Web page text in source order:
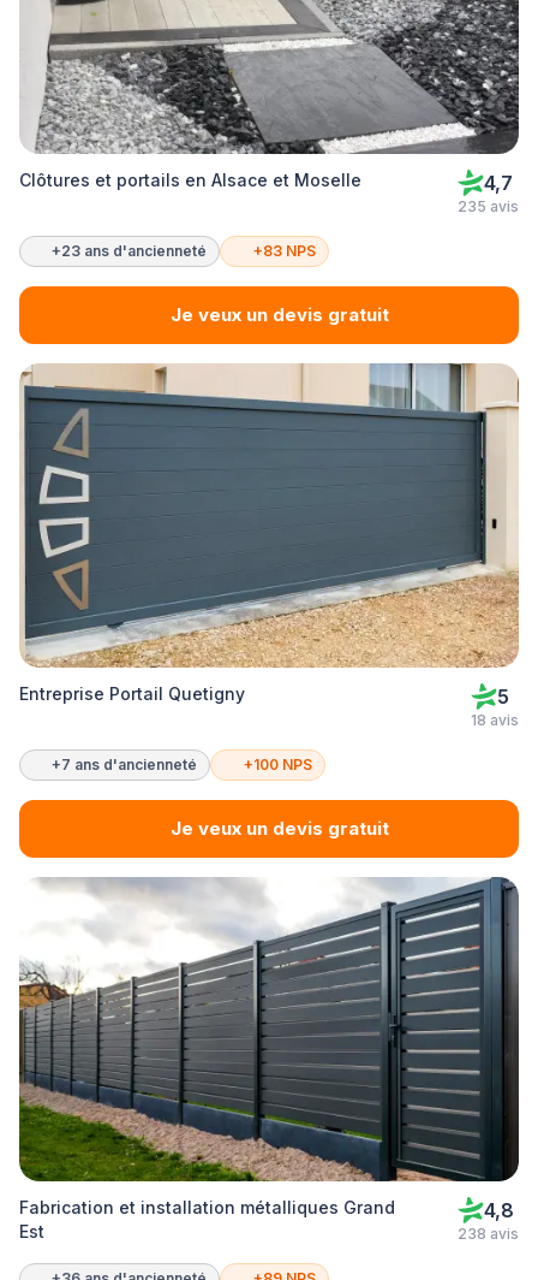
Clôtures et portails en Alsace et Moselle 4,7
235 avis
+23 ans d'ancienneté +83 NPS
Je veux un devis gratuit
Entreprise Portail Quetigny 5
18 avis
+7 ans d'ancienneté +100 NPS
Je veux un devis gratuit
Fabrication et installation métalliques Grand
Est
4,8
238 avis